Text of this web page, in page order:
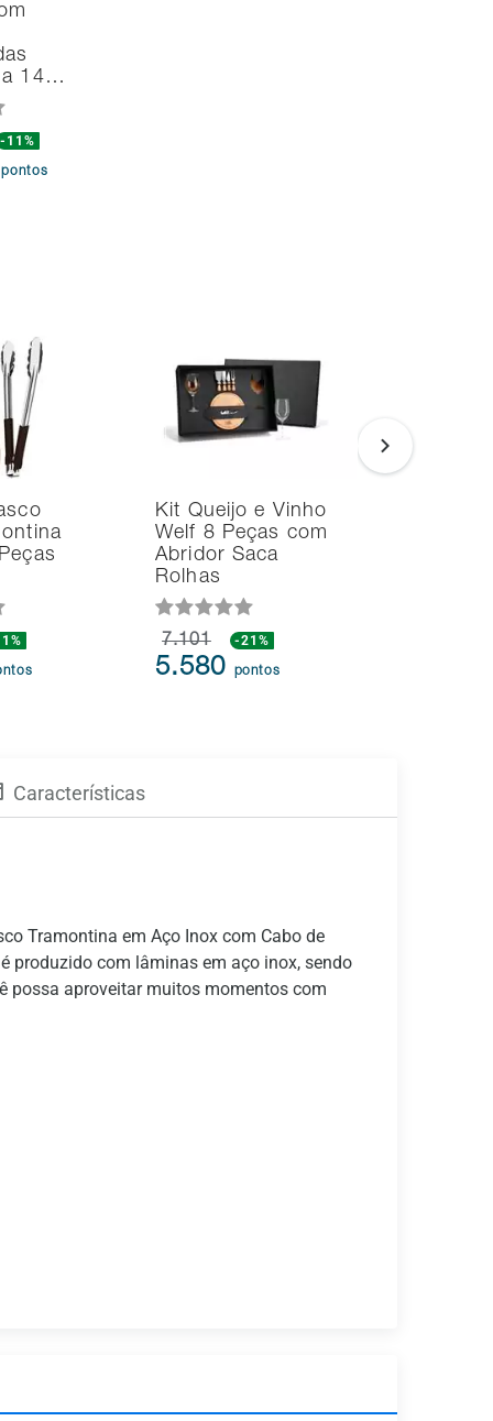
14…
-11%
pontos
Kit Queijo e Vinho
Welf 8 Peças com
Abridor Saca
Rolhas
7.101 -21%
5.580 pontos
Características
Tramontina em Aço Inox com Cabo de
produzido com lâminas em aço inox, sendo
possa aproveitar muitos momentos com